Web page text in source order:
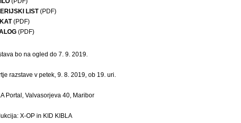
LIST(PDF)
(PDF)
(PDF)
bo na ogled do 7. 9. 2019.
razstave v petek, 9. 8. 2019, ob 19. uri.
Portal, Valvasorjeva 40, Maribor
X-OP in KID KIBLA